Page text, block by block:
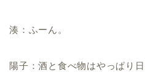
湊：ふーん。
陽子：酒と食べ物はやっぱり